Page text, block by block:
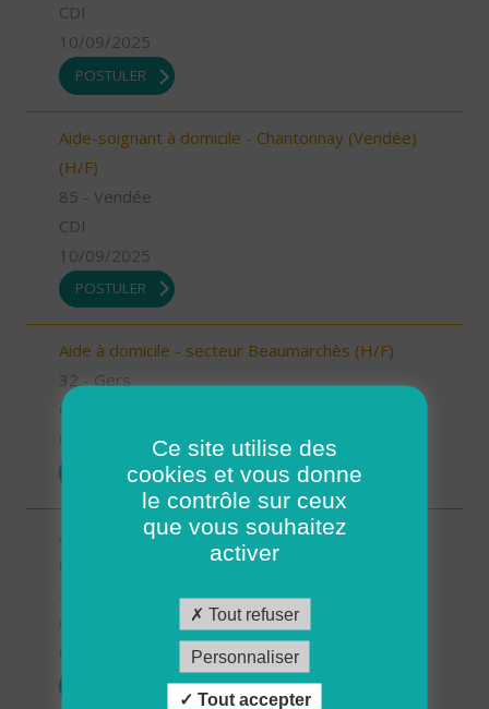
CDI
10/09/2025
POSTULER
Aide-soignant à domicile - Chantonnay (Vendée)
(H/F)
85 - Vendée
CDI
10/09/2025
POSTULER
Aide à domicile - secteur Beaumarchès (H/F)
32 - Gers
CDI
POSTULER
Auxiliaire de vie sociale - secteur L'Isle Jourdain
(H/F)
Ce site utilise des
cookies et vous donne
le contrôle sur ceux
que vous souhaitez
activer
Tout refuser
Personnaliser
Tout accepter